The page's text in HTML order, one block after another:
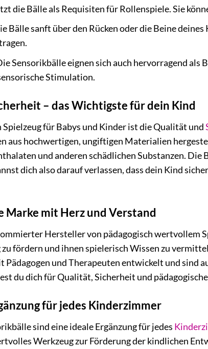
die Bälle als Requisiten für Rollenspiele. Sie
Bälle sanft über den Rücken oder die Beine
Sensorikbälle eignen sich auch hervorragend als
Stimulation.
– das Wichtigste für dein Kind
Spielzeug für Babys und Kinder ist die Qualität und
aus hochwertigen, ungiftigen Materialien
und anderen schädlichen Substanzen.
dich also darauf verlassen, dass dein Kind
Marke mit Herz und Verstand
Hersteller von pädagogisch wertvollem
fördern und ihnen spielerisch Wissen zu
Pädagogen und Therapeuten entwickelt und sind
du dich für Qualität, Sicherheit und
für jedes Kinderzimmer
sind eine ideale Ergänzung für jedes
Werkzeug zur Förderung der kindlichen